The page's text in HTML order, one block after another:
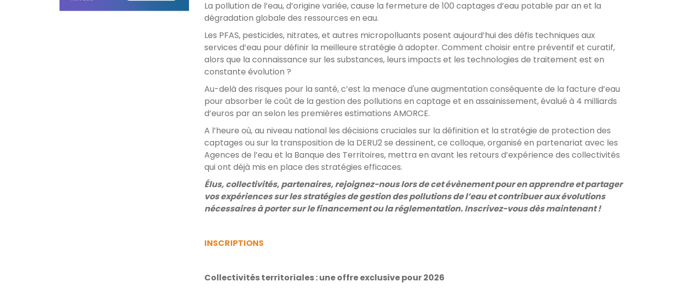
La pollution de l’eau, d’origine variée, cause la fermeture de 100 captages d’eau potable par an et la
dégradation globale des ressources en eau.
Les PFAS, pesticides, nitrates, et autres micropolluants posent aujourd’hui des défis techniques aux
services d’eau pour définir la meilleure stratégie à adopter. Comment choisir entre préventif et curatif,
alors que la connaissance sur les substances, leurs impacts et les technologies de traitement est en
constante évolution ?
Au-delà des risques pour la santé, c’est la menace d'une augmentation conséquente de la facture d’eau
pour absorber le coût de la gestion des pollutions en captage et en assainissement, évalué à 4 milliards
d’euros par an selon les premières estimations AMORCE.
A l’heure où, au niveau national les décisions cruciales sur la définition et la stratégie de protection des
captages ou sur la transposition de la DERU2 se dessinent, ce colloque, organisé en partenariat avec les
Agences de l’eau et la Banque des Territoires, mettra en avant les retours d’expérience des collectivités
qui ont déjà mis en place des stratégies efficaces.
Élus, collectivités, partenaires, rejoignez-nous lors de cet évènement pour en apprendre et partager
vos expériences sur les stratégies de gestion des pollutions de l’eau et contribuer aux évolutions
nécessaires à porter sur le financement ou la réglementation. Inscrivez-vous dès maintenant !
INSCRIPTIONS
Collectivités territoriales : une offre exclusive pour 2026